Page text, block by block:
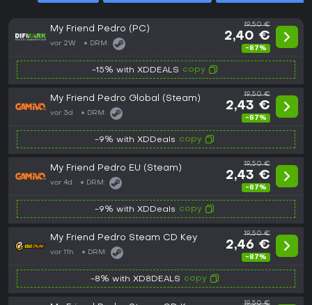
My Friend Pedro (PC)
vor 2W DRM:
19,50 €
2,40 €
-87%
-15% with XDDEALS copy
My Friend Pedro Global (Steam)
vor 3d DRM:
19,50 €
2,43 €
-87%
-9% with XDDeals copy
My Friend Pedro EU (Steam)
vor 4d DRM:
19,50 €
2,43 €
-87%
-9% with XDDeals copy
My Friend Pedro Steam CD Key
vor 11h DRM:
19,50 €
2,46 €
-87%
-8% with XD8DEALS copy
19,50 €